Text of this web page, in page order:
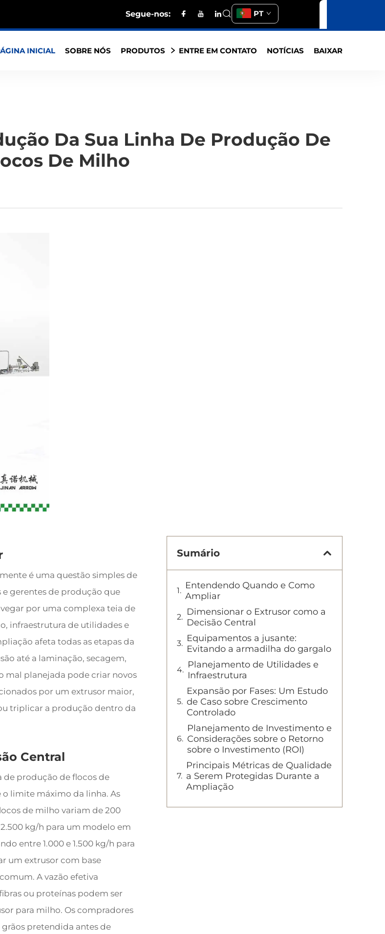
Segue-nos: PT
INICIAL SOBRE NÓS PRODUTOS ENTRE EM CONTATO NOTÍCIAS BAIXAR
Da Sua Linha De Produção De
De Milho
é uma questão simples de
gerentes de produção que
por uma complexa teia de
infraestrutura de utilidades e
afeta todas as etapas da
até a laminação, secagem,
mal planejada pode criar novos
por um extrusor maior,
triplicar a produção dentro da
Central
de produção de flocos de
limite máximo da linha. As
de milho variam de 200
kg/h para um modelo em
entre 1.000 e 1.500 kg/h para
um extrusor com base
A vazão efetiva
ou proteínas podem ser
para milho. Os compradores
pretendida antes de
Sumário
Entendendo Quando e Como
Ampliar
Dimensionar o Extrusor como a
Decisão Central
Equipamentos a jusante:
Evitando a armadilha do gargalo
Planejamento de Utilidades e
Infraestrutura
Expansão por Fases: Um Estudo
de Caso sobre Crescimento
Controlado
Planejamento de Investimento e
Considerações sobre o Retorno
sobre o Investimento (ROI)
Principais Métricas de Qualidade
a Serem Protegidas Durante a
Ampliação